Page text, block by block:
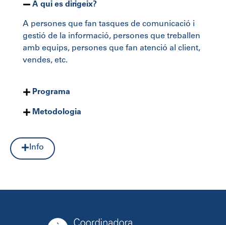
A qui es dirigeix?
A persones que fan tasques de comunicació i
gestió de la informació, persones que treballen
amb equips, persones que fan atenció al client,
vendes, etc.
Programa
Metodologia
Info